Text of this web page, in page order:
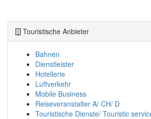
Touristische Anbieter
Bahnen
Dienstleister
Hotellerie
Luftverkehr
Mobile Business
Reiseveranstalter A/ CH/ D
Touristische Dienste/ Touristic